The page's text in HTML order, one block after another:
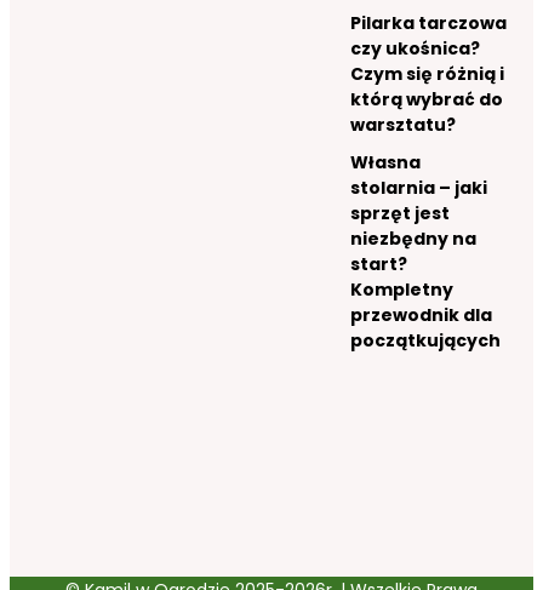
Pilarka tarczowa
czy ukośnica?
Czym się różnią i
którą wybrać do
warsztatu?
Własna
stolarnia – jaki
sprzęt jest
niezbędny na
start?
Kompletny
przewodnik dla
początkujących